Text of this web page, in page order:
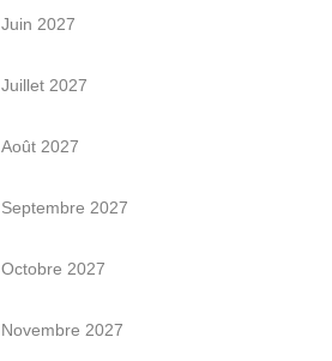
Juin 2027
Juillet 2027
Août 2027
Septembre 2027
Octobre 2027
Novembre 2027